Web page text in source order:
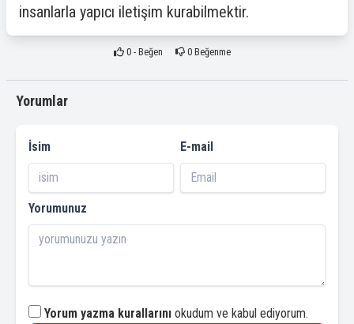
insanlarla yapıcı iletişim kurabilmektir.
0- Beğen 0 Beğenme
Yorumlar
İsim E-mail
Yorumunuz
Yorum yazma kurallarını okudum ve kabul ediyorum.